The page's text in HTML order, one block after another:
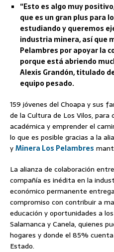
“Esto es algo muy
que es un gran plus para
estudiando y queremos
industria minera, así que
Pelambres por apoyar la
porque está abriendo
Alexis Grandón, titulado
equipo pesado.
159 jóvenes del Choapa y sus
de la Cultura de Los Vilos, para
académica y emprender el
lo que es posible gracias a la
yMinera Los Pelambres
La alianza de colaboración
compañía es inédita en la
económico permanente
compromiso con contribuir a
educación y oportunidades a
Salamanca y Canela, quienes
hogares y donde el 85%
Estado.